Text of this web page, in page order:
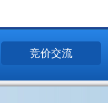
竞价交流